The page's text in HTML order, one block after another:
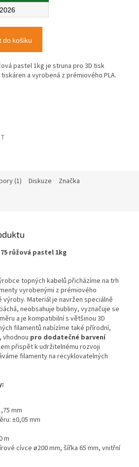
do košíku
pastel 1kg je struna pro 3D tisk
a vyrobená z prémiového PLA.
(1) Diskuze Značka
růžová pastel 1kg
topných kabelů přicházíme na trh
vyrobenými z prémiového
výroby. Materiál je navržen speciálně
neobsahuje bubliny, vyznačuje se
a je kompatibilní s většinou 3D
filamentů nabízíme také přírodní,
vhodnou pro dodatečné barvení
přispět k udržitelnému rozvoji
filamenty na recyklovatelných
mm
±0,05 mm
m
cívce ø200 mm, šířka 65 mm, vnitřní